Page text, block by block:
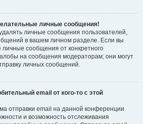
личные сообщения!
личные сообщения пользователей,
в вашем личном разделе. Если вы
сообщения от конкретного
на сообщения модераторам; они могут
личных сообщений.
email от кого-то с этой
отправки email на данной конференции
и возможность отслеживания